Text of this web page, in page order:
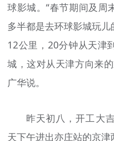
球影城。“春节期间及周
多半都是去环球影城玩
12公里，20分钟从天津
城，这对从天津方向来
广华说。
昨天初八，开工大
天下午进出亦庄站的京津